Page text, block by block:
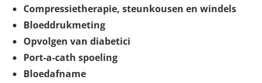
Compressietherapie, steunkousen en windels
Bloeddrukmeting
Opvolgen van diabetici
Port-a-cath spoeling
Bloedafname